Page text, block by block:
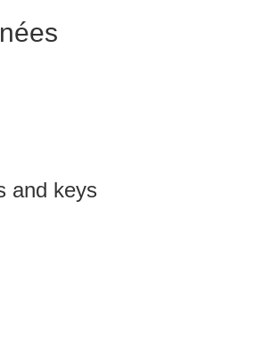
and keys